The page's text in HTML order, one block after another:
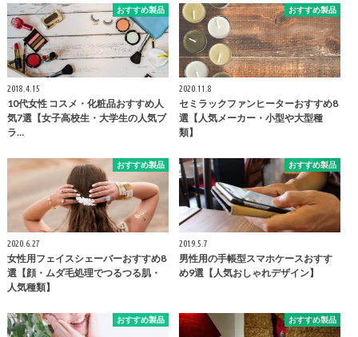
おすすめ製品
2018.4.15
10代女性 コスメ・化粧品おすすめ人
気7選【女子高校生・大学生の人気ブ
ラ…
おすすめ製品
2020.11.8
セミラックファンヒーターおすすめ8
選【人気メーカー・小型や大型種
類】
おすすめ製品
2020.6.27
女性用フェイスシェーバーおすすめ8
選【顔・ムダ毛処理でつるつる肌・
人気種類】
おすすめ製品
2019.5.7
男性用の手帳型スマホケースおすす
め9選【人気おしゃれデザイン】
おすすめ製品 おすすめ製品